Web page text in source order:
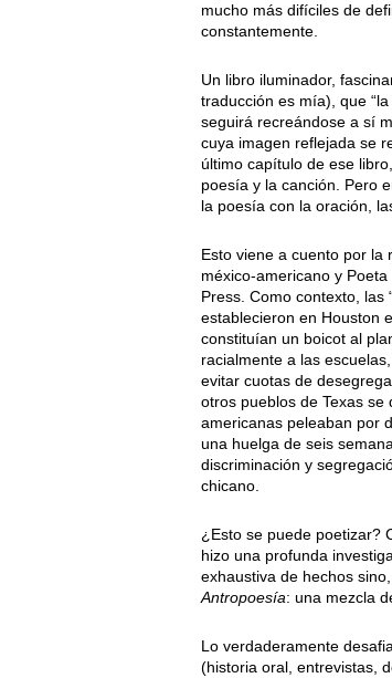
mucho más difíciles de
constantemente.
Un libro iluminador,
traducción es mía), que
seguirá recreándose a sí
cuya imagen reflejada se
último capítulo de ese
poesía y la canción. Pero
la poesía con la oración,
Esto viene a cuento por la
méxico-americano y
Press. Como contexto, las
establecieron en Houston
constituían un boicot al
racialmente a las
evitar cuotas de
otros pueblos de Texas
americanas peleaban por
una huelga de seis
discriminación y
chicano.
¿Esto se puede poetizar?
hizo una profunda
exhaustiva de hechos
Antropoesía: una mezcla
Lo verdaderamente
(historia oral, entrevistas,